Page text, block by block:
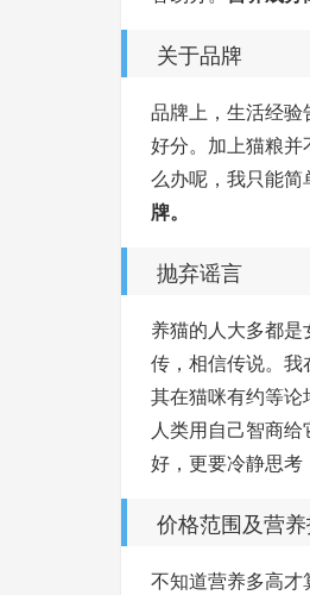
关于品牌
品牌上，生活经
好分。加上猫粮
么办呢，我只能简
牌。
抛弃谣言
养猫的人大多都
传，相信传说。我
其在猫咪有约等论
人类用自己智商
好，更要冷静思
价格范围及营
不知道营养多高